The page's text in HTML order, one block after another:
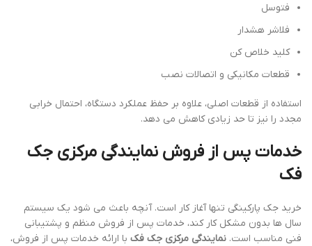
فتوسل
فلاشر هشدار
کلید خلاص کن
قطعات مکانیکی و اتصالات نصب
استفاده از قطعات اصلی، علاوه بر حفظ عملکرد دستگاه، احتمال خرابی
مجدد را نیز تا حد زیادی کاهش می دهد.
خدمات پس از فروش نمایندگی مرکزی جک
فک
خرید جک پارکینگی تنها آغاز کار است. آنچه باعث می شود یک سیستم
سال ها بدون مشکل کار کند، خدمات پس از فروش منظم و پشتیبانی
فنی مناسب است. نمایندگی مرکزی جک فک با ارائه خدمات پس از فروش،